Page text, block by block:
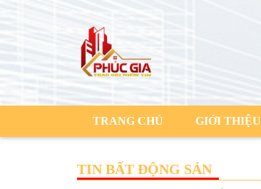
TRANG CHỦ GIỚI THIỆU
TIN BẤT ĐỘNG SẢN